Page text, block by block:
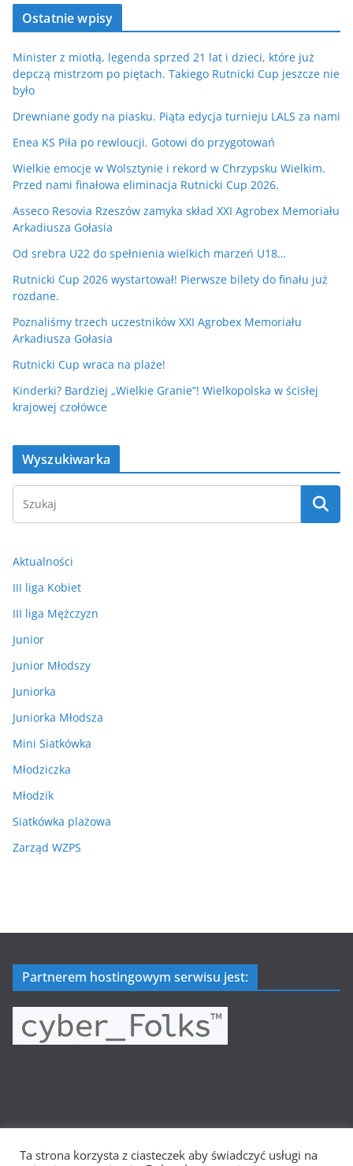
Ostatnie wpisy
Minister z miotłą, legenda sprzed 21 lat i dzieci, które już
depczą mistrzom po piętach. Takiego Rutnicki Cup jeszcze nie
było
Drewniane gody na piasku. Piąta edycja turnieju LALS za nami
Enea KS Piła po rewloucji. Gotowi do przygotowań
Wielkie emocje w Wolsztynie i rekord w Chrzypsku Wielkim.
Przed nami finałowa eliminacja Rutnicki Cup 2026.
Asseco Resovia Rzeszów zamyka skład XXI Agrobex Memoriału
Arkadiusza Gołasia
Od srebra U22 do spełnienia wielkich marzeń U18…
Rutnicki Cup 2026 wystartował! Pierwsze bilety do finału już
rozdane.
Poznaliśmy trzech uczestników XXI Agrobex Memoriału
Arkadiusza Gołasia
Rutnicki Cup wraca na plaże!
Kinderki? Bardziej „Wielkie Granie”! Wielkopolska w ścisłej
krajowej czołówce
Wyszukiwarka
Aktualności
III liga Kobiet
III liga Mężczyzn
Junior
Junior Młodszy
Juniorka
Juniorka Młodsza
Mini Siatkówka
Młodziczka
Młodzik
Siatkówka plażowa
Zarząd WZPS
Partnerem hostingowym serwisu jest:
Prawa autorskie © 2026Wielkopolska Siatkówka. Wszystkie
Ta strona korzysta z ciasteczek aby świadczyć usługi na